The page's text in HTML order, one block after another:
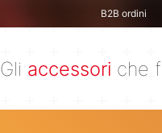
B2B ordini
Gli accessori che